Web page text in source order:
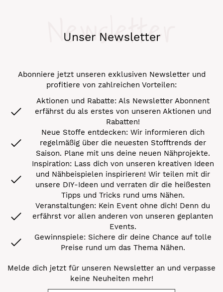
Unser Newsletter
Newsletter
Abonniere jetzt unseren exklusiven Newsletter und
profitiere von zahlreichen Vorteilen:
Aktionen und Rabatte: Als Newsletter Abonnent
erfährst du als erstes von unseren Aktionen und
Rabatten!
Neue Stoffe entdecken: Wir informieren dich
regelmäßig über die neuesten Stofftrends der
Saison. Plane mit uns deine neuen Nähprojekte.
Inspiration: Lass dich von unseren kreativen Ideen
und Nähbeispielen inspirieren! Wir teilen mit dir
unsere DIY-Ideen und verraten dir die heißesten
Tipps und Tricks rund ums Nähen.
Veranstaltungen: Kein Event ohne dich! Denn du
erfährst vor allen anderen von unseren geplanten
Events.
Gewinnspiele: Sichere dir deine Chance auf tolle
Preise rund um das Thema Nähen.
Melde dich jetzt für unseren Newsletter an und verpasse
keine Neuheiten mehr!